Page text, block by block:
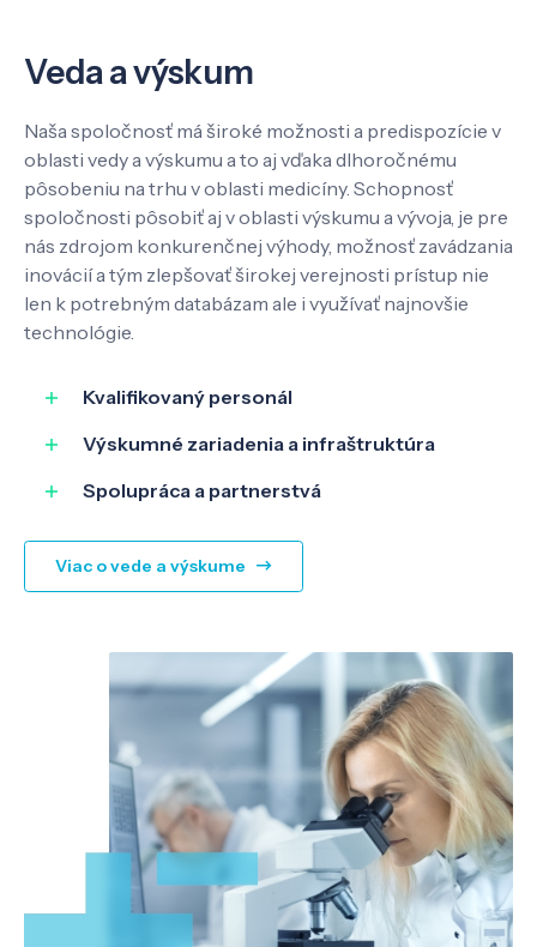
Veda a výskum
Naša spoločnosť má široké možnosti a predispozície v
oblasti vedy a výskumu a to aj vďaka dlhoročnému
pôsobeniu na trhu v oblasti medicíny. Schopnosť
spoločnosti pôsobiť aj v oblasti výskumu a vývoja, je pre
nás zdrojom konkurenčnej výhody, možnosť zavádzania
inovácií a tým zlepšovať širokej verejnosti prístup nie
len k potrebným databázam ale i využívať najnovšie
technológie.
Kvalifikovaný personál
Výskumné zariadenia a infraštruktúra
Spolupráca a partnerstvá
Viac o vede a výskume